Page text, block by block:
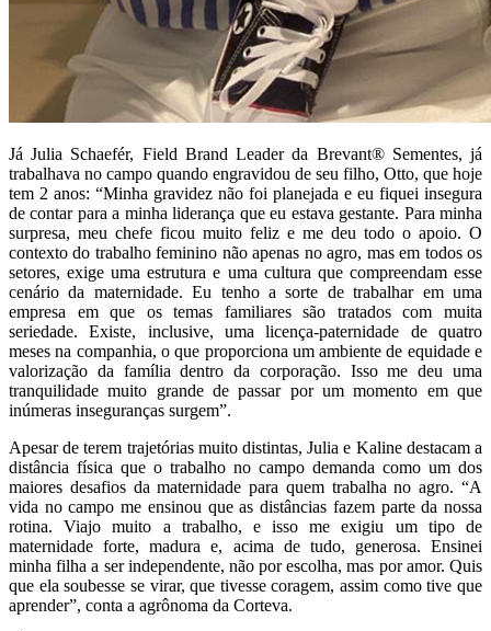
Já Julia Schaefér, Field Brand Leader da Brevant®️ Sementes, já
trabalhava no campo quando engravidou de seu filho, Otto, que hoje
tem 2 anos: “Minha gravidez não foi planejada e eu fiquei insegura
de contar para a minha liderança que eu estava gestante. Para minha
surpresa, meu chefe ficou muito feliz e me deu todo o apoio. O
contexto do trabalho feminino não apenas no agro, mas em todos os
setores, exige uma estrutura e uma cultura que compreendam esse
cenário da maternidade. Eu tenho a sorte de trabalhar em uma
empresa em que os temas familiares são tratados com muita
seriedade. Existe, inclusive, uma licença-paternidade de quatro
meses na companhia, o que proporciona um ambiente de equidade e
valorização da família dentro da corporação. Isso me deu uma
tranquilidade muito grande de passar por um momento em que
inúmeras inseguranças surgem”.
Apesar de terem trajetórias muito distintas, Julia e Kaline destacam a
distância física que o trabalho no campo demanda como um dos
maiores desafios da maternidade para quem trabalha no agro. “A
vida no campo me ensinou que as distâncias fazem parte da nossa
rotina. Viajo muito a trabalho, e isso me exigiu um tipo de
maternidade forte, madura e, acima de tudo, generosa. Ensinei
minha filha a ser independente, não por escolha, mas por amor. Quis
que ela soubesse se virar, que tivesse coragem, assim como tive que
aprender”, conta a agrônoma da Corteva.